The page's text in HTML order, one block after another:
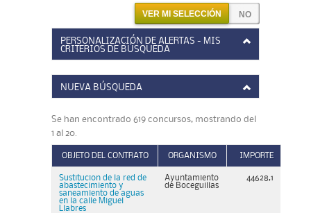
VER MI SELECCIÓN
PERSONALIZACIÓN DE ALERTAS - MIS
CRITERIOS DE BÚSQUEDA
NUEVA BÚSQUEDA
Se han encontrado 619 concursos, mostrando del
1 al 20.
OBJETO DEL CONTRATO ORGANISMO IMPORTE
Sustitucion de la red de
abastecimiento y
saneamiento de aguas
en la calle Miguel
Llabres
Ayuntamiento
de Boceguillas
44628,1